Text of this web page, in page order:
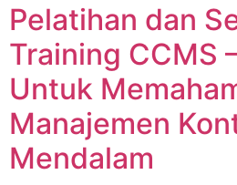
Pelatihan dan
Training CCMS
Untuk
Manajemen
Mendalam